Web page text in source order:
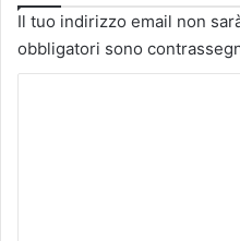
Il tuo indirizzo email non
obbligatori sono